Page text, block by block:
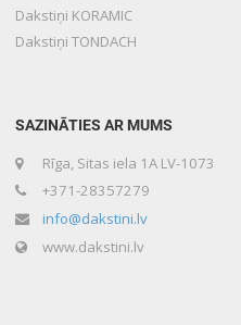
Dakstiņi KORAMIC
Dakstiņi TONDACH
SAZINĀTIES AR MUMS
Rīga, Sitas iela 1A LV-1073
+371-28357279
info@dakstini.lv
www.dakstini.lv